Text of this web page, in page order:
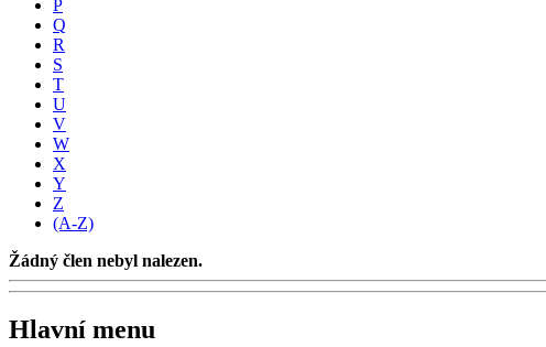
P
Q
R
S
T
U
V
W
X
Y
Z
(A-Z)
Žádný člen nebyl nalezen.
Hlavní menu